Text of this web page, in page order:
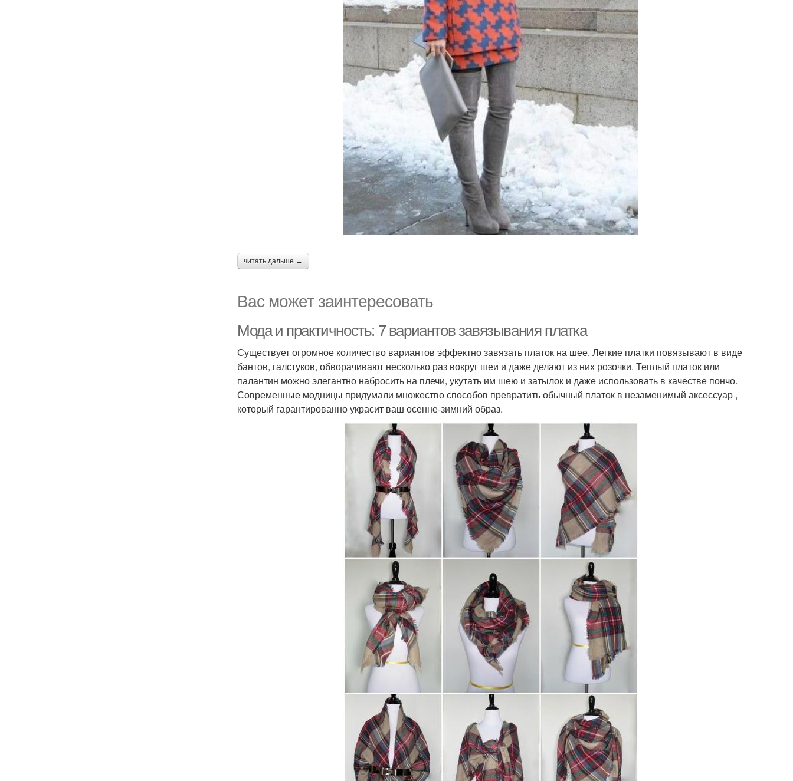
читать дальше →
Вас может заинтересовать
Мода и практичность: 7 вариантов завязывания платка
Существует огромное количество вариантов эффектно завязать платок на шее. Легкие платки повязывают в виде
бантов, галстуков, обворачивают несколько раз вокруг шеи и даже делают из них розочки. Теплый платок или
палантин можно элегантно набросить на плечи, укутать им шею и затылок и даже использовать в качестве пончо.
Современные модницы придумали множество способов превратить обычный платок в незаменимый аксессуар ,
который гарантированно украсит ваш осенне-зимний образ.